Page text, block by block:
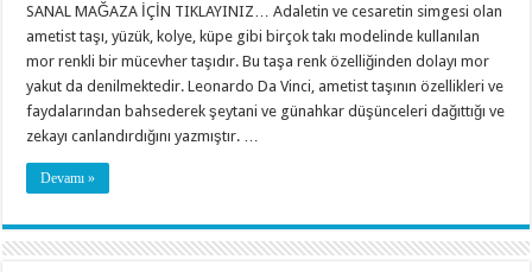
SANAL MAĞAZA İÇİN TIKLAYINIZ… Adaletin ve cesaretin simgesi olan
ametist taşı, yüzük, kolye, küpe gibi birçok takı modelinde kullanılan
mor renkli bir mücevher taşıdır. Bu taşa renk özelliğinden dolayı mor
yakut da denilmektedir. Leonardo Da Vinci, ametist taşının özellikleri ve
faydalarından bahsederek şeytani ve günahkar düşünceleri dağıttığı ve
zekayı canlandırdığını yazmıştır. …
Devamı »